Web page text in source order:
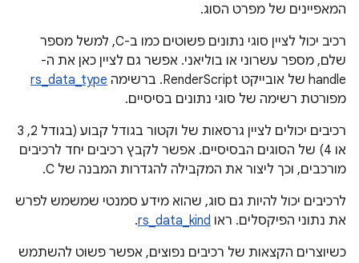
המאפיינים של מפרט הסוג.
רכיב יכול לציין סוגי נתונים פשוטים כמו ב-C, למשל מספר
שלם, מספר עשרוני או בוליאני. אפשר גם לציין כאן את ה-
handle של אובייקט RenderScript. ברשימה
rs_data_type
מפורטת רשימה של סוגי נתונים בסיסיים.
רכיבים יכולים לציין גרסאות של וקטור בגודל קבוע (בגודל 2, 3
או 4) של הסוגים הבסיסיים. אפשר לקבץ רכיבים יחד לרכיבים
מורכבים, וכך ליצור את המקבילה להגדרות המבנה של C.
לרכיבים יכול להיות גם סוג, שהוא מידע סמנטי שמשמש לפרש
את נתוני הפיקסלים. ראו rs_data_kind
.
כשיוצרים הקצאות של רכיבים נפוצים, אפשר פשוט להשתמש